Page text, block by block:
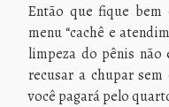
Então que fique
menu “cachê e
limpeza do pênis não
recusar a chupar
você pagará pelo